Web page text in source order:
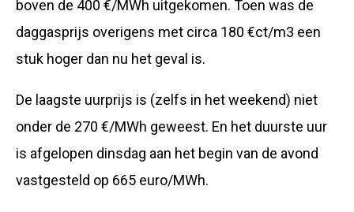
boven de 400 €/MWh uitgekomen. Toen was de
daggasprijs overigens met circa 180 €ct/m3 een
stuk hoger dan nu het geval is.
De laagste uurprijs is (zelfs in het weekend) niet
onder de 270 €/MWh geweest. En het duurste uur
is afgelopen dinsdag aan het begin van de avond
vastgesteld op 665 euro/MWh.